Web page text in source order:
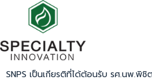
SNPS เป็นเกียรติที่ได้ต้อนรับ รศ.นพ.พิ